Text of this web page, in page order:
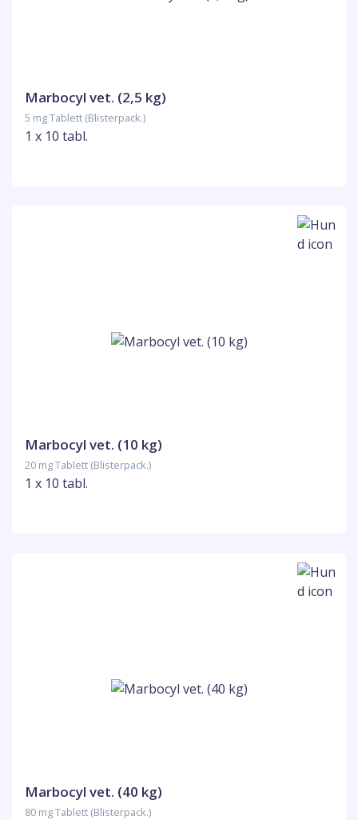
Marbocyl vet. (2,5 kg)
5 mg Tablett (Blisterpack.)
1 x 10 tabl.
Marbocyl vet. (10 kg)
20 mg Tablett (Blisterpack.)
1 x 10 tabl.
Marbocyl vet. (40 kg)
80 mg Tablett (Blisterpack.)